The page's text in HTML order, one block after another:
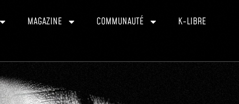
MAGAZINE COMMUNAUTÉ K-LIBRE